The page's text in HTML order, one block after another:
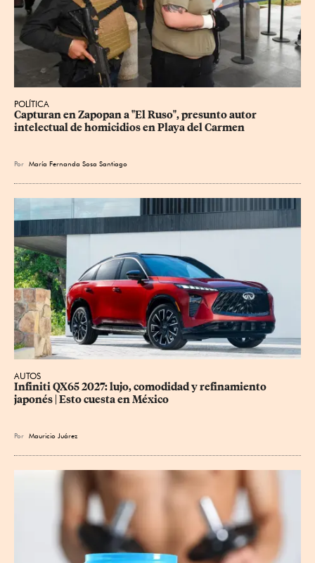
POLÍTICA
Capturan en Zapopan a "El Ruso", presunto autor
intelectual de homicidios en Playa del Carmen
Por María Fernanda Sosa Santiago
AUTOS
Infiniti QX65 2027: lujo, comodidad y refinamiento
japonés | Esto cuesta en México
Por Mauricio Juárez